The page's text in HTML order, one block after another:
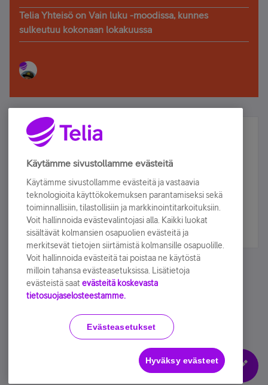
Telia Yhteisö on Vain luku -moodissa, kunnes
sulkeutuu kokonaan lokakuussa
Älä jää paitsi – osallistu ja voita!
Tilaa Telian uutiskirje ja olet mukana arvonnassa.
sähköpostiisi.
Tilaa nyt
Käyttöehdot Accessibility statement
Evästeasetukset
Käytämme sivustollamme evästeitä
Käytämme sivustollamme evästeitä ja vastaavia
teknologioita käyttökokemuksen parantamiseksi sekä
toiminnallisiin, tilastollisiin ja markkinointitarkoituksiin.
Voit hallinnoida evästevalintojasi alla. Kaikki luokat
sisältävät kolmansien osapuolien evästeitä ja
merkitsevät tietojen siirtämistä kolmansille osapuolille.
Voit hallinnoida evästeitä tai poistaa ne käytöstä
milloin tahansa evästeasetuksissa. Lisätietoja
evästeistä saat evästeitä koskevasta
tietosuojaselosteestamme.
Evästeasetukset
Hyväksy evästeet